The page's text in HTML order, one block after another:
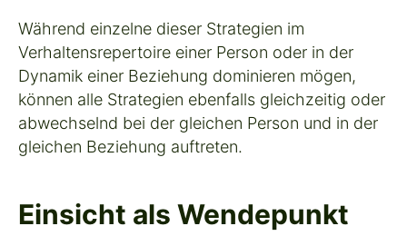
Während einzelne dieser Strategien im
Verhaltensrepertoire einer Person oder in der
Dynamik einer Beziehung dominieren mögen,
können alle Strategien ebenfalls gleichzeitig oder
abwechselnd bei der gleichen Person und in der
gleichen Beziehung auftreten.
Einsicht als Wendepunkt